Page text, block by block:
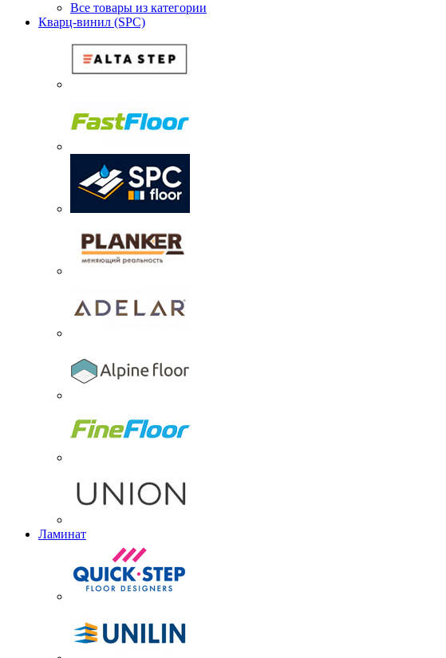
Все товары из категории
Кварц-винил (SPC)
Ламинат